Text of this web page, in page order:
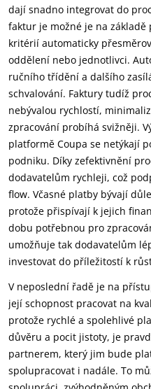
dají snadno integrovat do
faktur je možné je na
kritérií automaticky
oddělení nebo jednotlivci.
ručního třídění a dalšího
schvalování. Faktury tudíž
nebývalou rychlostí,
zpracování probíhá svižněji.
platformě Coupa se netýkají
podniku. Díky zefektivnění
dodavatelům rychleji, což
flow. Včasné platby bývají
protože přispívají k jejich
dobu potřebnou pro
umožňuje tak dodavatelům
investovat do příležitostí k
V neposlední řadě je na
její schopnost pracovat na
protože rychlé a spolehlivé
důvěru a pocit jistoty, je
partnerem, který jim bude
spolupracovat i nadále. To